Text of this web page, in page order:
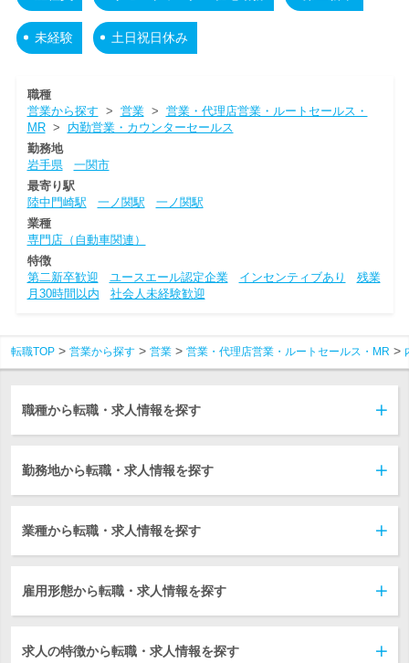
未経験 土日祝日休み
職種
営業から探す > 営業> 営業・代理店営業・ルートセールス・
MR> 内勤営業・カウンターセールス
勤務地
岩手県
一関市
最寄り駅
陸中門崎駅
一ノ関駅
一ノ関駅
業種
専門店（自動車関連）
特徴
第二新卒歓迎
ユースエール認定企業 インセンティブあり
残業
月30時間以内
社会人未経験歓迎
転職TOP 営業から探す 営業 営業・代理店営業・ルートセールス・MR
職種から転職・求人情報を探す
勤務地から転職・求人情報を探す
業種から転職・求人情報を探す
雇用形態から転職・求人情報を探す
求人の特徴から転職・求人情報を探す